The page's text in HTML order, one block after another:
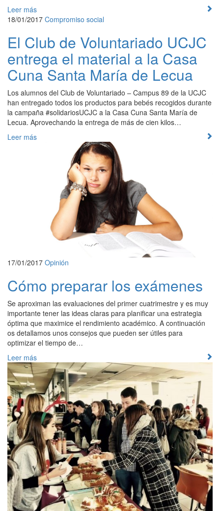
Leer más
18/01/2017 Compromiso social
El Club de Voluntariado UCJC
entrega el material a la Casa
Cuna Santa María de Lecua
Los alumnos del Club de Voluntariado – Campus 89 de la UCJC
han entregado todos los productos para bebés recogidos durante
la campaña #solidariosUCJC a la Casa Cuna Santa María de
Lecua. Aprovechando la entrega de más de cien kilos…
Leer más
17/01/2017 Opinión
Cómo preparar los exámenes
Se aproximan las evaluaciones del primer cuatrimestre y es muy
importante tener las ideas claras para planificar una estrategia
óptima que maximice el rendimiento académico. A continuación
os detallamos unos consejos que pueden ser útiles para
optimizar el tiempo de…
Leer más